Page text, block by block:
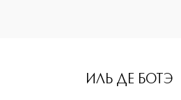
ИЛЬ ДЕ БОТЭ